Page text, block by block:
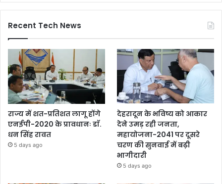
Recent Tech News
राज्य में शत-प्रतिशत लागू होंगे
एनईपी-2020 के प्रावधानः डाॅ.
धन सिंह रावत
5 days ago
देहरादून के भविष्य को आकार
देने उमड़ रही जनता,
महायोजना-2041 पर दूसरे
चरण की सुनवाई में बढ़ी
भागीदारी
5 days ago